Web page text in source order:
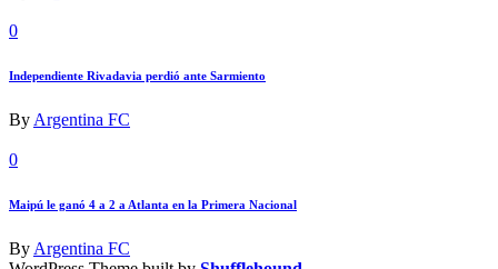
0
Independiente Rivadavia perdió ante Sarmiento
By Argentina FC
0
Maipú le ganó 4 a 2 a Atlanta en la Primera Nacional
By Argentina FC